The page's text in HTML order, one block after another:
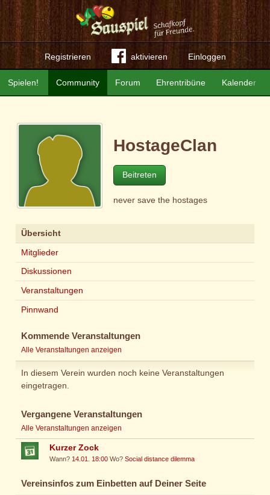
Registrieren aktivieren Einloggen
Community Forum Ehrentribüne Kalender
Spielen!
HostageClan
Beitreten
never save the hostages
Übersicht
Mitglieder
Diskussionen
Veranstaltungen
Pinnwand
Kommende Veranstaltungen
Alle Veranstaltungen anzeigen
In diesem Verein wurden noch keine Veranstaltungen
eingetragen.
Vergangene Veranstaltungen
Alle Veranstaltungen anzeigen
Kurzer Zock
Wann? 14.01. 18:00 Wo?Social distance dilemma
Vereinsinfos zum Einbetten auf Deiner Seite